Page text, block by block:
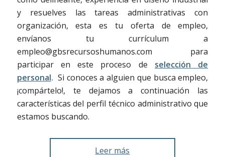
y resuelves las tareas administrativas con
organización, esta es tu oferta de empleo,
envíanos tu currículum a
empleo@gbsrecursoshumanos.com para
participar en este proceso de selección de
personal. Si conoces a alguien que busca empleo,
¡compártelo!, te dejamos a continuación las
características del perfil técnico administrativo que
estamos buscando.
Leer más